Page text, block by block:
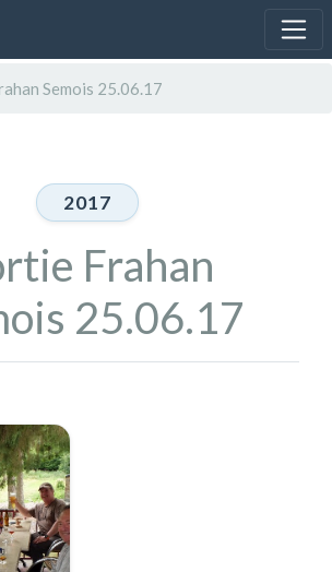
Semois 25.06.17
2017
Frahan
25.06.17